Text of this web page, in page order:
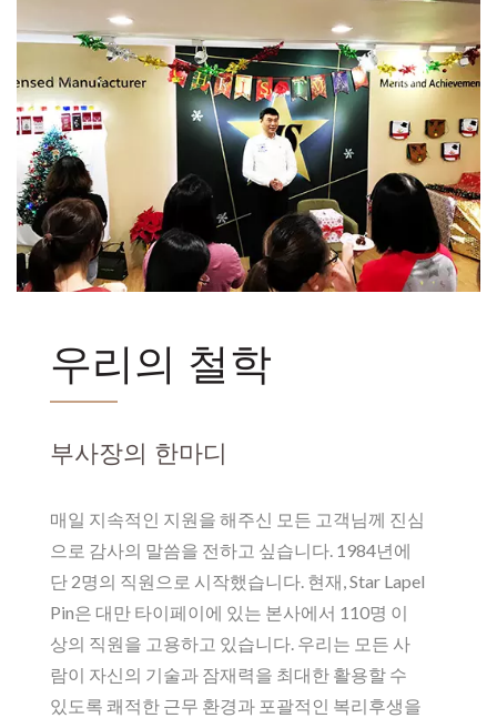
우리의 철학
부사장의 한마디
매일 지속적인 지원을 해주신 모든 고객님께 진심
으로 감사의 말씀을 전하고 싶습니다. 1984년에
단 2명의 직원으로 시작했습니다. 현재, Star Lapel
Pin은 대만 타이페이에 있는 본사에서 110명 이
상의 직원을 고용하고 있습니다. 우리는 모든 사
람이 자신의 기술과 잠재력을 최대한 활용할 수
있도록 쾌적한 근무 환경과 포괄적인 복리후생을